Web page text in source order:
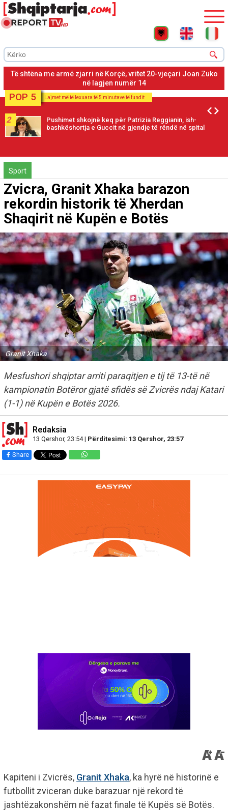
Korçë, viktima ishte përfshirë në një konfikt me autorin pasi në
dorën e 20-vjeçarit u gjet një thikë
POP 5 Lajmet më të lexuara të 5 minutave të fundit
2
Pushimet shkojnë keq për Patrizia Reggianin, ish-
bashkëshortja e Guccit në gjendje të rëndë në spital
Sport
Zvicra, Granit Xhaka barazon
rekordin historik të Xherdan
Shaqirit në Kupën e Botës
Granit Xhaka
Mesfushori shqiptar arriti paraqitjen e tij të 13-të në
kampionatin Botëror gjatë sfidës së Zvicrës ndaj Katari
(1-1) në Kupën e Botës 2026.
Redaksia
13 Qershor, 23:54 | Përditesimi: 13 Qershor, 23:57
Share
Kapiteni i Zvicrës, Granit Xhaka, ka hyrë në historinë e
futbollit zviceran duke barazuar një rekord të
jashtëzakonshëm në fazat finale të Kupës së Botës.